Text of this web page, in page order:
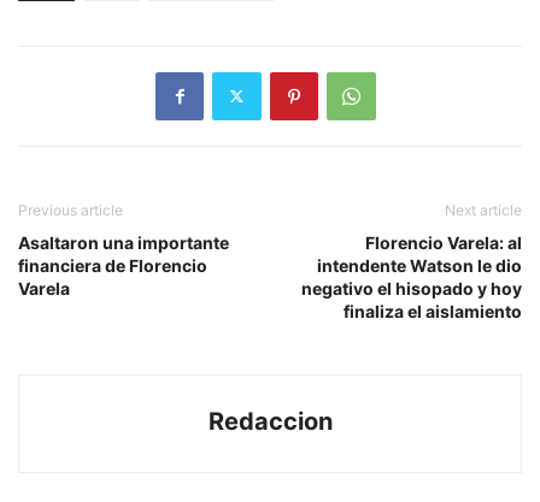
Previous article
Asaltaron una importante
financiera de Florencio
Varela
Next article
Florencio Varela: al
intendente Watson le dio
negativo el hisopado y hoy
finaliza el aislamiento
Redaccion